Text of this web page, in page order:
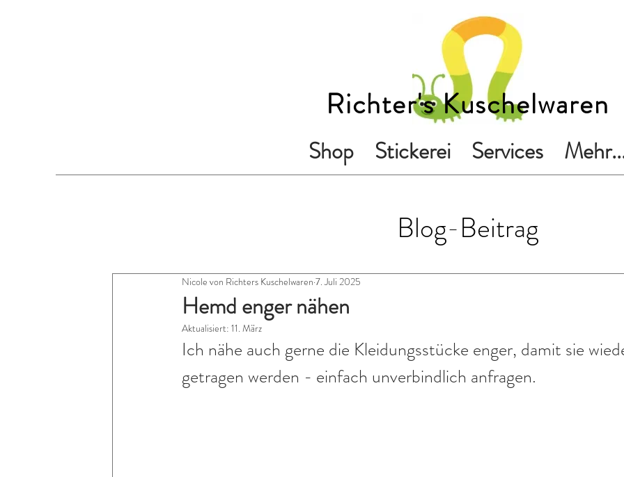
Richter's Kuschelwaren
Shop Stickerei Services
Blog-Beitrag
Hemd enger nähen
Nicole von Richters Kuschelwaren 7. Juli 2025
Aktualisiert: 11. März
Ich nähe auch gerne die Kleidungsstücke enger, damit sie
getragen werden - einfach unverbindlich anfragen.